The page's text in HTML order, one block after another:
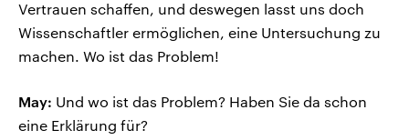
Vertrauen schaffen, und deswegen lasst uns doch
Wissenschaftler ermöglichen, eine Untersuchung zu
machen. Wo ist das Problem!
May: Und wo ist das Problem? Haben Sie da schon
eine Erklärung für?